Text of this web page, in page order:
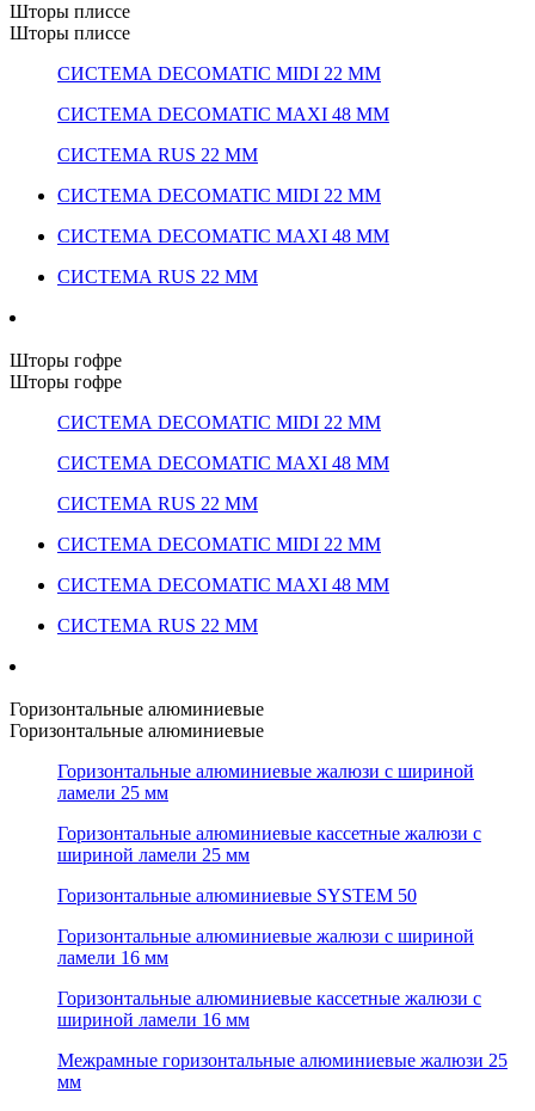
Шторы плиссе
Шторы плиссе
СИСТЕМА DECOMATIC MIDI 22 ММ
СИСТЕМА DECOMATIC MAXI 48 ММ
СИСТЕМА RUS 22 ММ
СИСТЕМА DECOMATIC MIDI 22 ММ
СИСТЕМА DECOMATIC MAXI 48 ММ
СИСТЕМА RUS 22 ММ
Шторы гофре
Шторы гофре
СИСТЕМА DECOMATIC MIDI 22 ММ
СИСТЕМА DECOMATIC MAXI 48 ММ
СИСТЕМА RUS 22 ММ
СИСТЕМА DECOMATIC MIDI 22 ММ
СИСТЕМА DECOMATIC MAXI 48 ММ
СИСТЕМА RUS 22 ММ
Горизонтальные алюминиевые
Горизонтальные алюминиевые
Горизонтальные алюминиевые жалюзи с шириной
ламели 25 мм
Горизонтальные алюминиевые кассетные жалюзи с
шириной ламели 25 мм
Горизонтальные алюминиевые SYSTEM 50
Горизонтальные алюминиевые жалюзи с шириной
ламели 16 мм
Горизонтальные алюминиевые кассетные жалюзи с
шириной ламели 16 мм
Межрамные горизонтальные алюминиевые жалюзи 25
мм